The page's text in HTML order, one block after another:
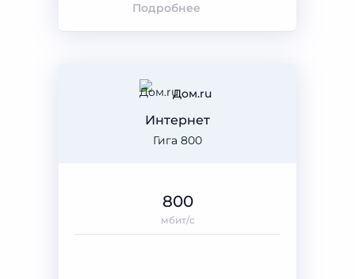
Подробнее
Дом.ru
Гига 800
Интернет
800
мбит/с